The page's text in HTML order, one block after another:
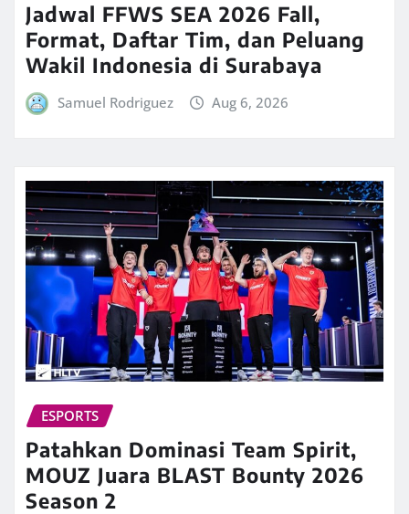
Jadwal FFWS SEA 2026 Fall,
Format, Daftar Tim, dan Peluang
Wakil Indonesia di Surabaya
Samuel Rodriguez Aug 6, 2026
ESPORTS
Patahkan Dominasi Team Spirit,
MOUZ Juara BLAST Bounty 2026
Season 2